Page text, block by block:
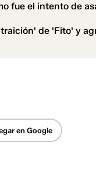
fue el intento de
de 'Fito' y
en Google